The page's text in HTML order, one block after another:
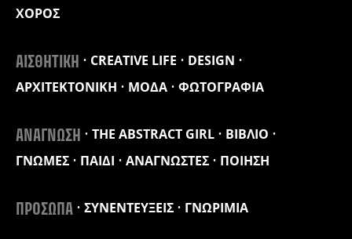
ΧΟΡΟΣ
ΑΙΣΘΗΤΙΚΗ CREATIVE LIFE
DESIGN
ΑΡΧΙΤΕΚΤΟΝΙΚΗ
ΜΟΔΑ ΦΩΤΟΓΡΑΦΙΑ
ΑΝΑΓΝΩΣΗ THE ABSTRACT GIRL
ΒΙΒΛΙΟ
ΓΝΩΜΕΣ
ΠΑΙΔΙ ΑΝΑΓΝΩΣΤΕΣ ΠΟΙΗΣΗ
ΠΡΟΣΩΠΑ ΣΥΝΕΝΤΕΥΞΕΙΣ ΓΝΩΡΙΜΙΑ